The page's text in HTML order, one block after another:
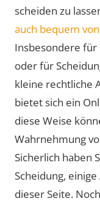
scheiden zu
auch bequem
Insbesondere für
oder für
kleine rechtliche
bietet sich ein
diese Weise
Wahrnehmung
Sicherlich haben
Scheidung,
dieser Seite.